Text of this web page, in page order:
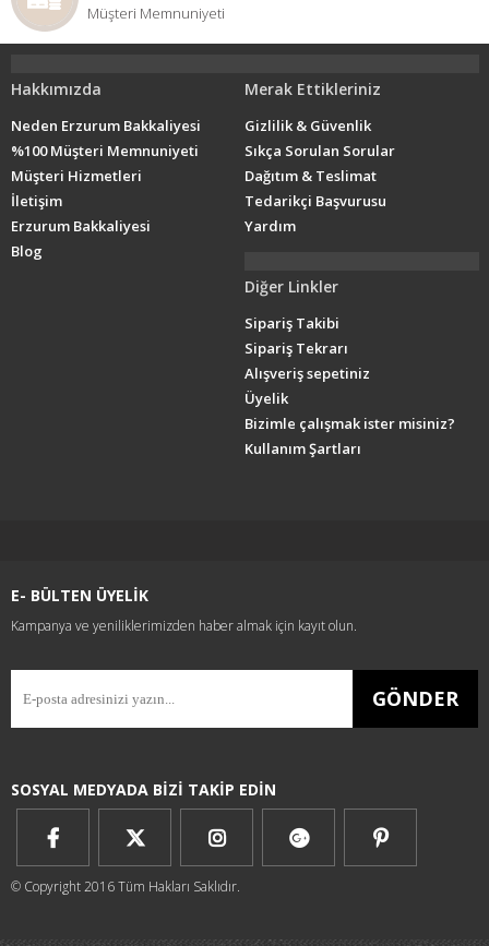
Müşteri Memnuniyeti
Hakkımızda
Neden Erzurum Bakkaliyesi
%100 Müşteri Memnuniyeti
Müşteri Hizmetleri
İletişim
Erzurum Bakkaliyesi
Blog
Merak Ettikleriniz
Gizlilik & Güvenlik
Sıkça Sorulan Sorular
Dağıtım & Teslimat
Tedarikçi Başvurusu
Yardım
Diğer Linkler
Sipariş Takibi
Sipariş Tekrarı
Alışveriş sepetiniz
Üyelik
Bizimle çalışmak ister misiniz?
Kullanım Şartları
E- BÜLTEN ÜYELİK
Kampanya ve yeniliklerimizden haber almak için kayıt olun.
GÖNDER
SOSYAL MEDYADA BİZİ TAKİP EDİN
© Copyright 2016 Tüm Hakları Saklıdır.